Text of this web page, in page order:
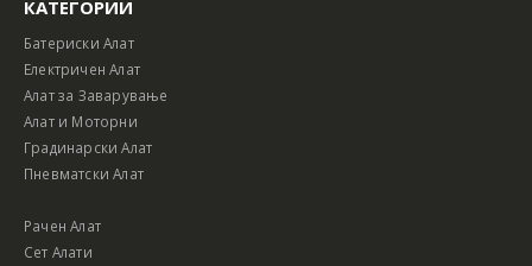
КАТЕГОРИИ
Батериски Алат
Електричен Алат
Алат за Заварување
Алат и Моторни
Градинарски Алат
Пневматски Алат
Рачен Алат
Сет Алати